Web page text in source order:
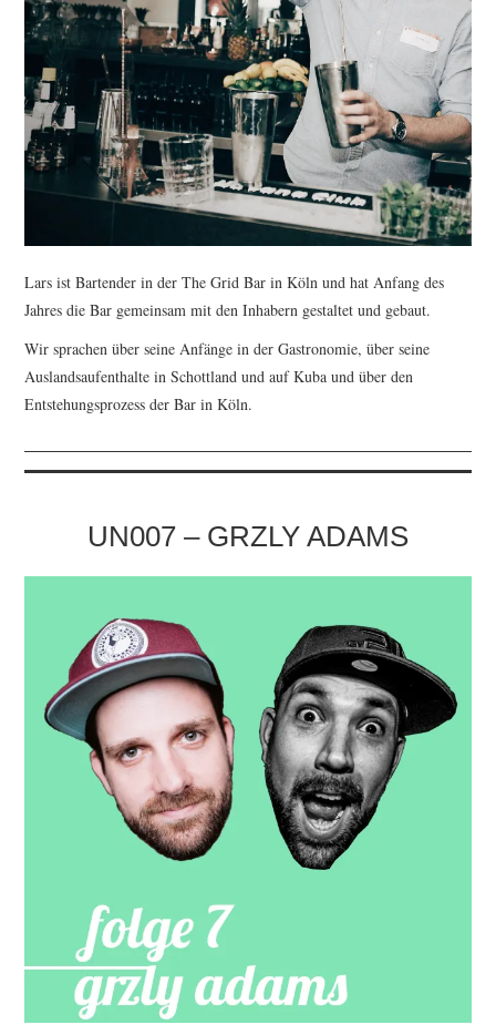
Lars ist Bartender in der The Grid Bar in Köln und hat Anfang des
Jahres die Bar gemeinsam mit den Inhabern gestaltet und gebaut.
Wir sprachen über seine Anfänge in der Gastronomie, über seine
Auslandsaufenthalte in Schottland und auf Kuba und über den
Entstehungsprozess der Bar in Köln.
UN007 – GRZLY ADAMS